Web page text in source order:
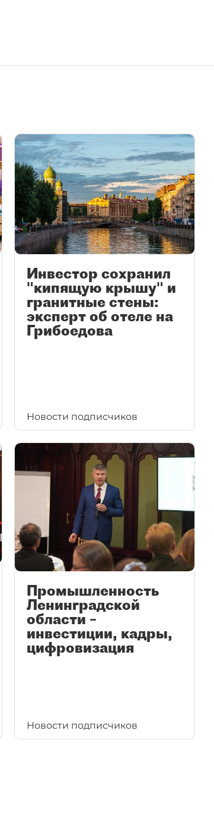
Инвестор сохранил
"кипящую крышу" и
гранитные стены:
эксперт об отеле на
Грибоедова
Новости подписчиков
Промышленность
Ленинградской
области –
инвестиции, кадры,
цифровизация
Новости подписчиков